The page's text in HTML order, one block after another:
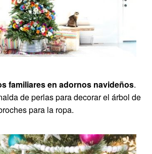
familiares en adornos navideños.
de perlas para decorar el árbol de
para la ropa.